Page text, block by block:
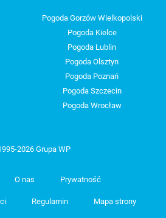
Pogoda Gorzów Wielkopolski
Pogoda Kielce
Pogoda Lublin
Pogoda Olsztyn
Pogoda Poznań
Pogoda Szczecin
Pogoda Wrocław
2026 Grupa WP
O nas Prywatność
Regulamin Mapa strony